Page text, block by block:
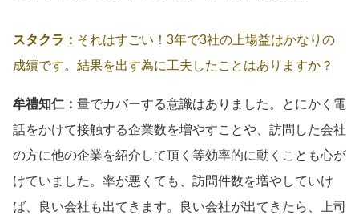
スタクラ： それはすごい！3年で3社の上場益はかなりの
成績です。結果を出す為に工夫したことはありますか？
牟禮知仁： 量でカバーする意識はありました。とにかく電
話をかけて接触する企業数を増やすことや、訪問した会社
の方に他の企業を紹介して頂く等効率的に動くことも心が
けていました。率が悪くても、訪問件数を増やしていけ
ば、良い会社も出てきます。良い会社が出てきたら、上司